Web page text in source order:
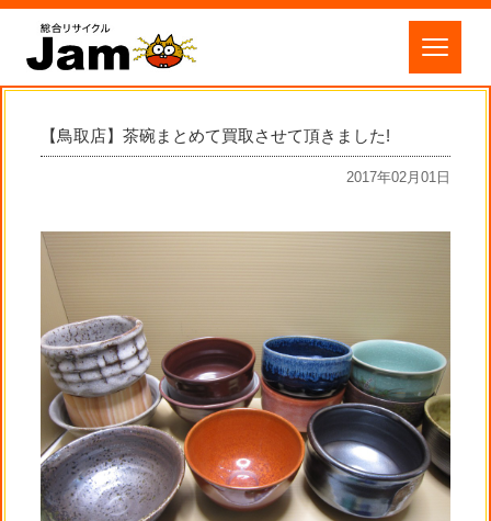
【鳥取店】茶碗まとめて買取させて頂きました!
2017年02月01日